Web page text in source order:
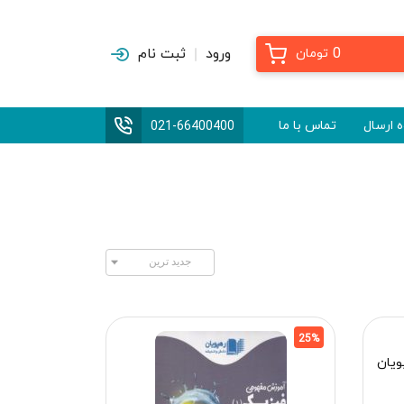
0 تومان ورود ثبت نام
ارسال تماس با ما 021-66400400
25%